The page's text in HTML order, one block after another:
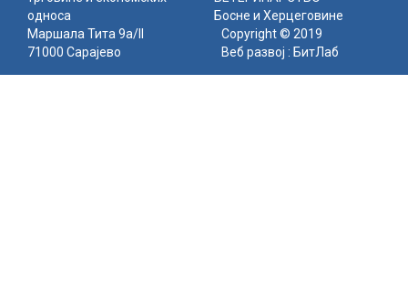
односа
Босне и Херцеговине
Маршала Тита 9а/II
71000 Сарајево
Copyright © 2019
Веб развој : БитЛаб